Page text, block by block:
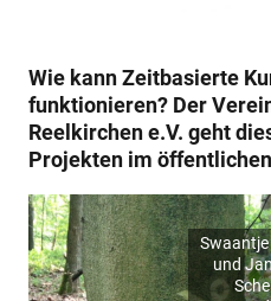
Wie kann Zeitbasierte
funktionieren? Der
Reelkirchen e.V. geht
Projekten im
Swaantje
und